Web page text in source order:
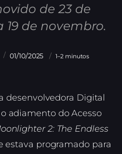
de 23 de
de novembro.
01/10/2025 1–2 minutos
desenvolvedora Digital
adiamento do Acesso
2: The Endless
estava programado para